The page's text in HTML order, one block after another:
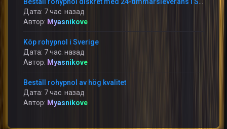
Дата: 7 час. назад
Автор: Myasnikove
Köp rohypnol i Sverige
Дата: 7 час. назад
Автор: Myasnikove
Beställ rohypnol av hög kvalitet
Дата: 7 час. назад
Автор: Myasnikove